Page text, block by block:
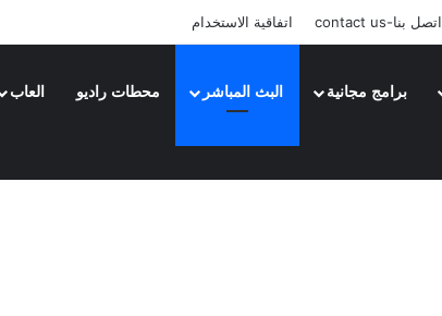
اتصل بنا-contact us اتفاقية الاستخدام
برامج مجانية البث المباشر محطات راديو العاب